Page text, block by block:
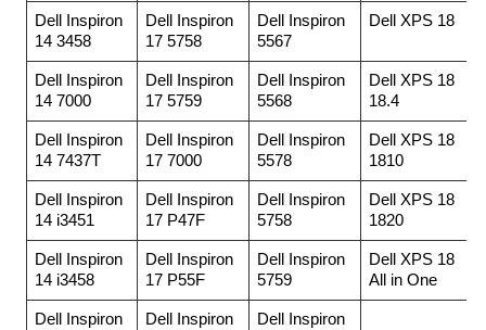
Dell Inspiron
14 3458
Dell Inspiron
17 5758
Dell Inspiron
5567
Dell XPS 18
Dell Inspiron
14 7000
Dell Inspiron
17 5759
Dell Inspiron
5568
Dell XPS 18
18.4
Dell Inspiron
14 7437T
Dell Inspiron
17 7000
Dell Inspiron
5578
Dell XPS 18
1810
Dell Inspiron
14 i3451
Dell Inspiron
17 P47F
Dell Inspiron
5758
Dell XPS 18
1820
Dell Inspiron
14 i3458
Dell Inspiron
17 P55F
Dell Inspiron
5759
Dell XPS 18
All in One
Dell Inspiron
Dell Inspiron
Dell Inspiron